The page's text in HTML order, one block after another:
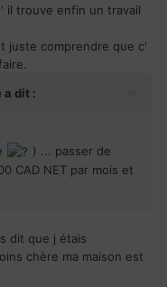
il trouve enfin un travail
juste comprendre que c'
a dit :
) ... passer de
CAD NET par mois et
dit que j étais
chère ma maison est